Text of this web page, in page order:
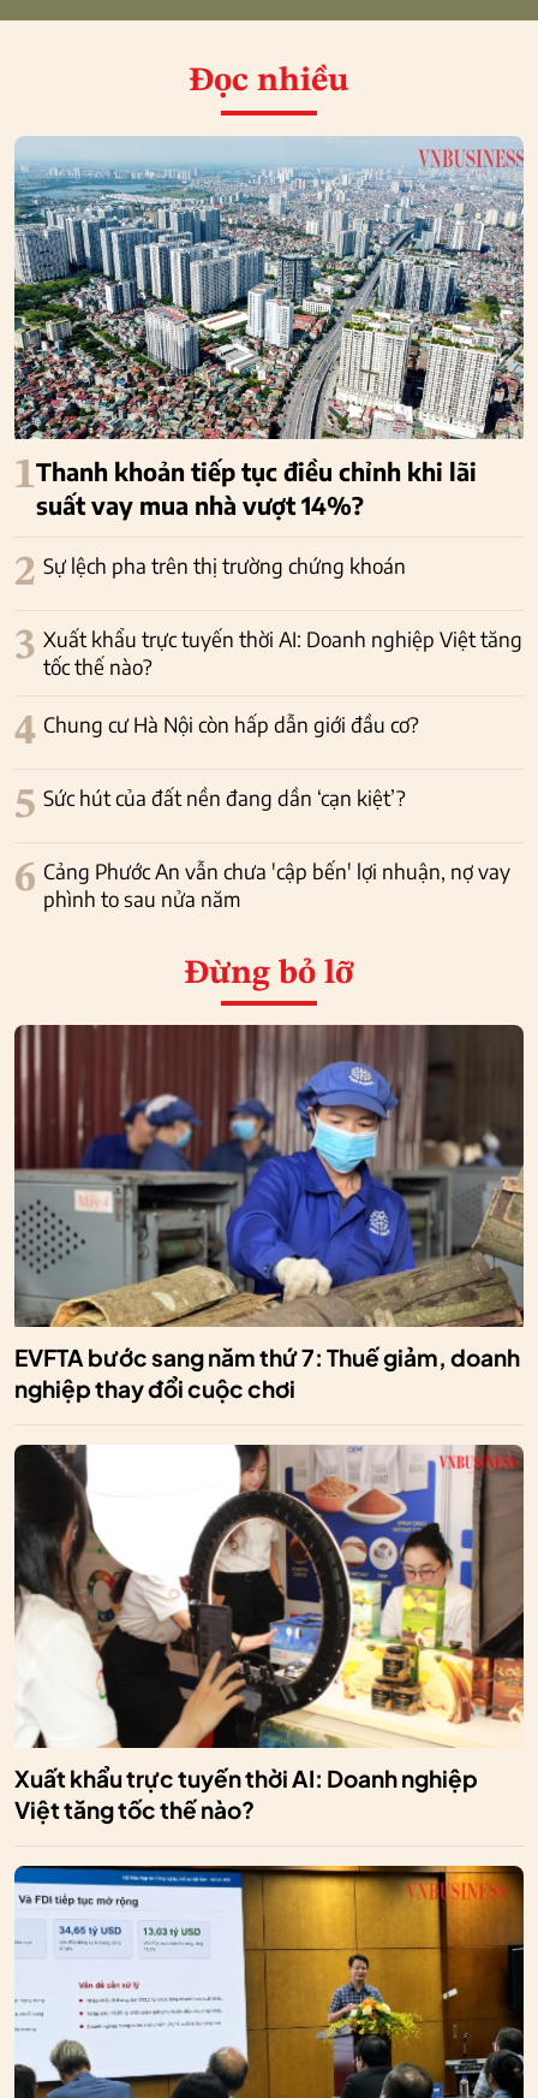
Đọc nhiều
1Thanh khoản tiếp tục điều chỉnh khi lãi
suất vay mua nhà vượt 14%?
2 Sự lệch pha trên thị trường chứng khoán
3 Xuất khẩu trực tuyến thời AI: Doanh nghiệp Việt tăng
tốc thế nào?
4 Chung cư Hà Nội còn hấp dẫn giới đầu cơ?
5 Sức hút của đất nền đang dần ‘cạn kiệt’?
6 Cảng Phước An vẫn chưa 'cập bến' lợi nhuận, nợ vay
phình to sau nửa năm
Đừng bỏ lỡ
EVFTA bước sang năm thứ 7: Thuế giảm, doanh
nghiệp thay đổi cuộc chơi
Xuất khẩu trực tuyến thời AI: Doanh nghiệp
Việt tăng tốc thế nào?